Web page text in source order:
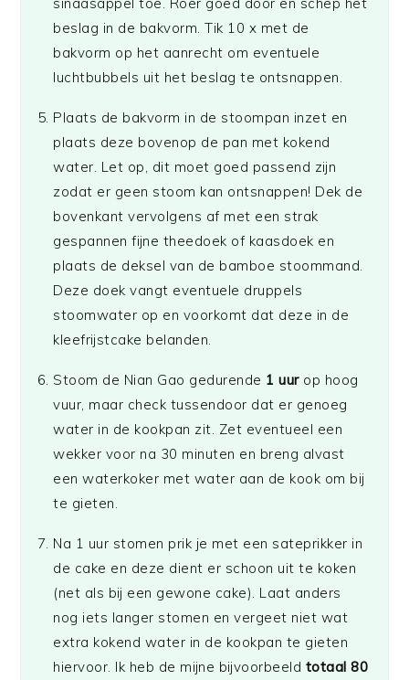
beslag in de bakvorm. Tik 10 x met de
bakvorm op het aanrecht om eventuele
luchtbubbels uit het beslag te ontsnappen.
Plaats de bakvorm in de stoompan inzet en
plaats deze bovenop de pan met kokend
water. Let op, dit moet goed passend zijn
zodat er geen stoom kan ontsnappen! Dek de
bovenkant vervolgens af met een strak
gespannen fijne theedoek of kaasdoek en
plaats de deksel van de bamboe stoommand.
Deze doek vangt eventuele druppels
stoomwater op en voorkomt dat deze in de
kleefrijstcake belanden.
Stoom de Nian Gao gedurende 1 uurop hoog
vuur, maar check tussendoor dat er genoeg
water in de kookpan zit. Zet eventueel een
wekker voor na 30 minuten en breng alvast
een waterkoker met water aan de kook om bij
te gieten.
Na 1 uur stomen prik je met een sateprikker in
de cake en deze dient er schoon uit te koken
(net als bij een gewone cake). Laat anders
nog iets langer stomen en vergeet niet wat
extra kokend water in de kookpan te gieten
hiervoor. Ik heb de mijne bijvoorbeeld totaal 80